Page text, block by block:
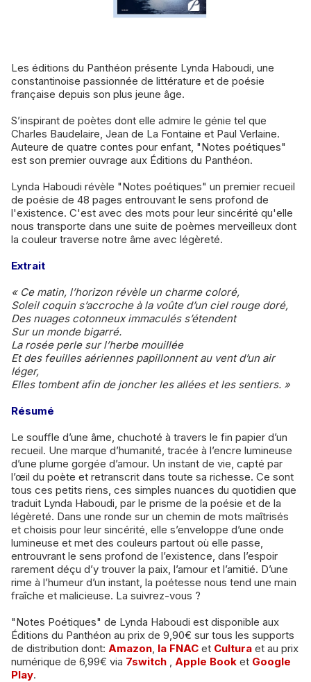
Les éditions du Panthéon présente Lynda Haboudi, une
constantinoise passionnée de littérature et de poésie
française depuis son plus jeune âge.
S’inspirant de poètes dont elle admire le génie tel que
Charles Baudelaire, Jean de La Fontaine et Paul Verlaine.
Auteure de quatre contes pour enfant, "Notes poétiques"
est son premier ouvrage aux Éditions du Panthéon.
Lynda Haboudi révèle "Notes poétiques" un premier recueil
de poésie de 48 pages entrouvant le sens profond de
l'existence. C'est avec des mots pour leur sincérité qu'elle
nous transporte dans une suite de poèmes merveilleux dont
la couleur traverse notre âme avec légèreté.
Extrait
« Ce matin, l’horizon révèle un charme coloré,
Soleil coquin s’accroche à la voûte d’un ciel rouge doré,
Des nuages cotonneux immaculés s’étendent
Sur un monde bigarré.
La rosée perle sur l’herbe mouillée
Et des feuilles aériennes papillonnent au vent d’un air
léger,
Elles tombent afin de joncher les allées et les sentiers. »
Résumé
Le souffle d’une âme, chuchoté à travers le fin papier d’un
recueil. Une marque d’humanité, tracée à l’encre lumineuse
d’une plume gorgée d’amour. Un instant de vie, capté par
l’œil du poète et retranscrit dans toute sa richesse. Ce sont
tous ces petits riens, ces simples nuances du quotidien que
traduit Lynda Haboudi, par le prisme de la poésie et de la
légèreté. Dans une ronde sur un chemin de mots maîtrisés
et choisis pour leur sincérité, elle s’enveloppe d’une onde
lumineuse et met des couleurs partout où elle passe,
entrouvrant le sens profond de l’existence, dans l’espoir
rarement déçu d’y trouver la paix, l’amour et l’amitié. D’une
rime à l’humeur d’un instant, la poétesse nous tend une main
fraîche et malicieuse. La suivrez-vous ?
"Notes Poétiques" de Lynda Haboudi est disponible aux
Éditions du Panthéon au prix de 9,90€ sur tous les supports
de distribution dont: Amazon la FNAC et Cultura et au prix
numérique de 6,99€ via 7switch Apple Book et Google
Play.